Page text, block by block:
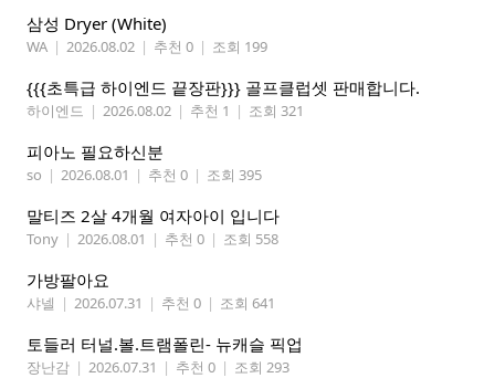
삼성 Dryer (White)
WA | 2026.08.02 | 추천 0 | 조회 199
{{{초특급 하이엔드 끝장판}}} 골프클럽셋 판매합니다.
하이엔드 | 2026.08.02 | 추천 1 | 조회 321
피아노 필요하신분
so | 2026.08.01 | 추천 0 | 조회 395
말티즈 2살 4개월 여자아이 입니다
Tony | 2026.08.01 | 추천 0 | 조회 558
가방팔아요
샤넬 | 2026.07.31 | 추천 0 | 조회 641
토들러 터널.볼.트램폴린- 뉴캐슬 픽업
장난감 | 2026.07.31 | 추천 0 | 조회 293